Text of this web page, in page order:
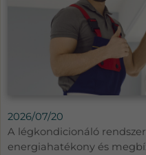
2026/07/20
A légkondicionáló
energiahatékony és